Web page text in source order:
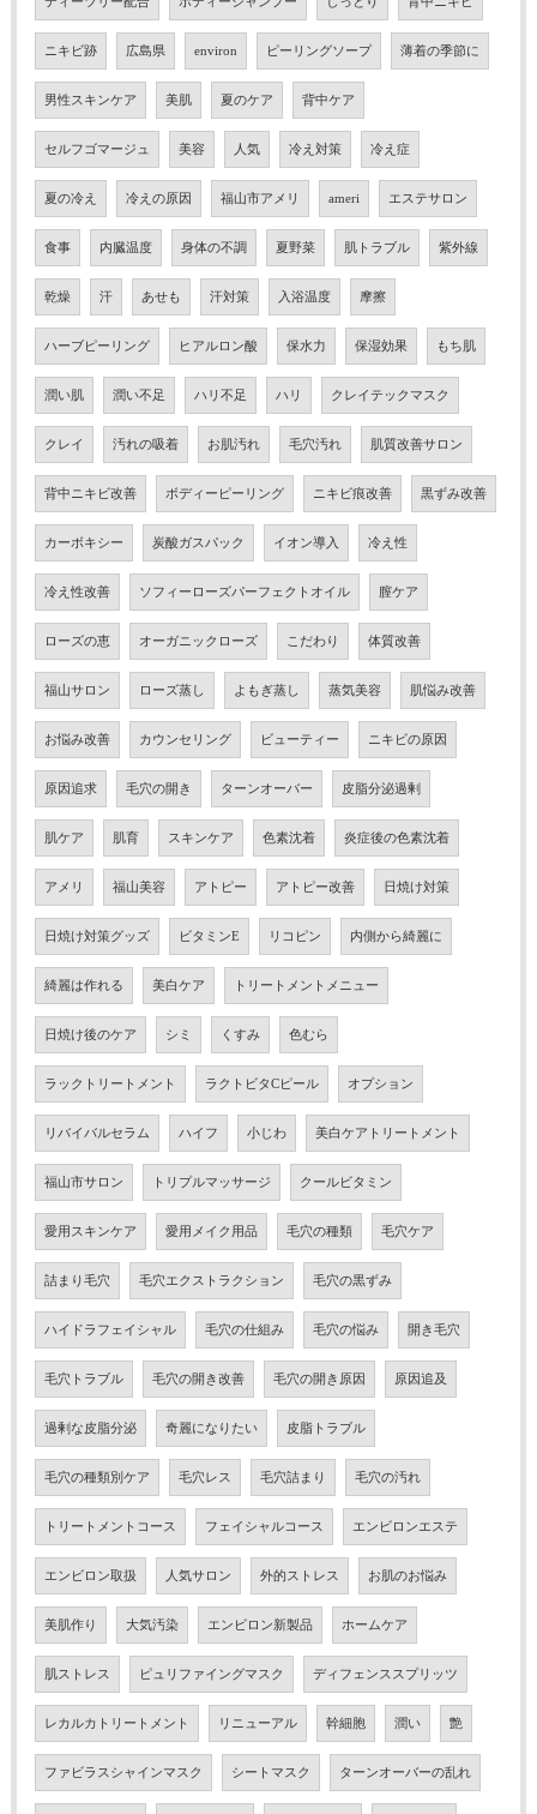
ニキビ跡 広島県 environ ピーリングソープ 薄着の季節に
男性スキンケア 美肌 夏のケア 背中ケア
セルフゴマージュ 美容 人気 冷え対策 冷え症
夏の冷え 冷えの原因 福山市アメリ ameri エステサロン
食事 内臓温度 身体の不調 夏野菜 肌トラブル 紫外線
乾燥 汗 あせも 汗対策 入浴温度 摩擦
ハーブピーリング ヒアルロン酸 保水力 保湿効果 もち肌
潤い肌 潤い不足 ハリ不足 ハリ クレイテックマスク
クレイ 汚れの吸着 お肌汚れ 毛穴汚れ 肌質改善サロン
背中ニキビ改善 ボディーピーリング ニキビ痕改善 黒ずみ改善
カーボキシー 炭酸ガスパック イオン導入 冷え性
冷え性改善 ソフィーローズパーフェクトオイル 膣ケア
ローズの恵 オーガニックローズ こだわり 体質改善
福山サロン ローズ蒸し よもぎ蒸し 蒸気美容 肌悩み改善
お悩み改善 カウンセリング ビューティー ニキビの原因
原因追求 毛穴の開き ターンオーバー 皮脂分泌過剰
肌ケア 肌育 スキンケア 色素沈着 炎症後の色素沈着
アメリ 福山美容 アトピー アトピー改善 日焼け対策
日焼け対策グッズ ビタミンE リコピン 内側から綺麗に
綺麗は作れる 美白ケア トリートメントメニュー
日焼け後のケア シミ くすみ 色むら
ラックトリートメント ラクトビタCピール オプション
リバイバルセラム ハイフ 小じわ 美白ケアトリートメント
福山市サロン トリプルマッサージ クールビタミン
愛用スキンケア 愛用メイク用品 毛穴の種類 毛穴ケア
詰まり毛穴 毛穴エクストラクション 毛穴の黒ずみ
ハイドラフェイシャル 毛穴の仕組み 毛穴の悩み 開き毛穴
毛穴トラブル 毛穴の開き改善 毛穴の開き原因 原因追及
過剰な皮脂分泌 奇麗になりたい 皮脂トラブル
毛穴の種類別ケア 毛穴レス 毛穴詰まり 毛穴の汚れ
トリートメントコース フェイシャルコース エンビロンエステ
エンビロン取扱 人気サロン 外的ストレス お肌のお悩み
美肌作り 大気汚染 エンビロン新製品 ホームケア
肌ストレス ピュリファイングマスク ディフェンススプリッツ
レカルカトリートメント リニューアル 幹細胞 潤い 艶
ファビラスシャインマスク シートマスク ターンオーバーの乱れ